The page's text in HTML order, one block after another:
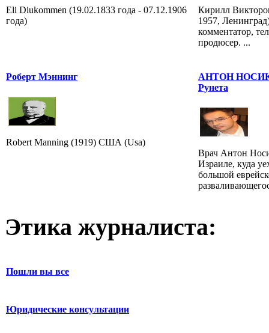
Eli Diukommen (19.02.1833 года - 07.12.1906
года)
Кирилл
1957,
комментатор,
продюсер. ...
Роберт Мэннинг
Robert Manning (1919) США (Usa)
АНТОН НОСИК
Рунета
Врач Антон
Израиле, куда
большой
Этика журналиста:
Пошли вы все
Юридические консультации